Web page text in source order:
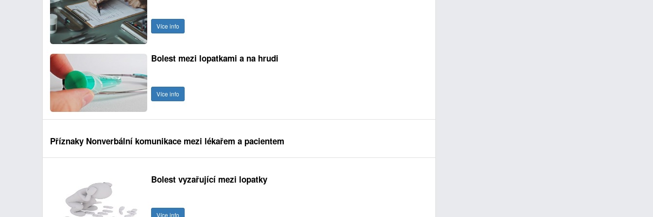
Více info
Bolest mezi lopatkami a na hrudi
Více info
Příznaky Nonverbální komunikace mezi lékařem a pacientem
Bolest vyzařující mezi lopatky
Více info